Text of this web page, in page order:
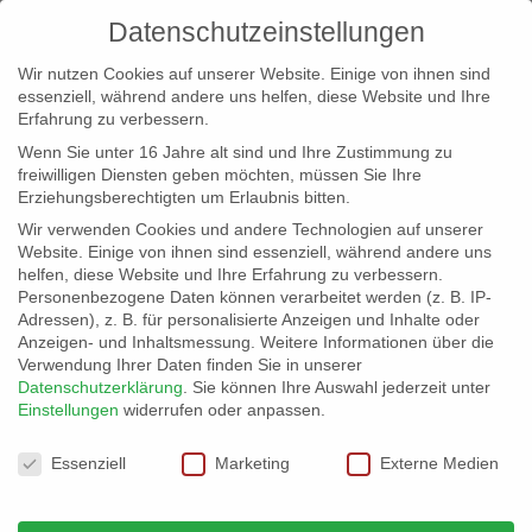
info@erfolgreich-events.de
+4940 46 777 230
Datenschutzeinstellungen
Wir nutzen Cookies auf unserer Website. Einige von ihnen sind
essenziell, während andere uns helfen, diese Website und Ihre
Erfahrung zu verbessern.
Wenn Sie unter 16 Jahre alt sind und Ihre Zustimmung zu
freiwilligen Diensten geben möchten, müssen Sie Ihre
Erziehungsberechtigten um Erlaubnis bitten.
Wir verwenden Cookies und andere Technologien auf unserer
Website. Einige von ihnen sind essenziell, während andere uns
helfen, diese Website und Ihre Erfahrung zu verbessern.
Personenbezogene Daten können verarbeitet werden (z. B. IP-
Adressen), z. B. für personalisierte Anzeigen und Inhalte oder
Anzeigen- und Inhaltsmessung. Weitere Informationen über die
Verwendung Ihrer Daten finden Sie in unserer
Datenschutzerklärung
Sie können Ihre Auswahl jederzeit unter
Einstellungen widerrufen oder anpassen.
Datenschutzeinstellungen
Essenziell Marketing Externe Medien